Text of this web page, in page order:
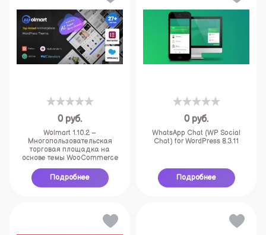
0 руб.
Wolmart 1.10.2 –
Многопользовательская
торговая площадка на
основе темы WooCommerce
Подробнее
0 руб.
WhatsApp Chat (WP Social
Chat) for WordPress 8.3.11
Подробнее